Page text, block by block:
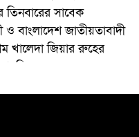
তিনবারের সাবেক
ও বাংলাদেশ জাতীয়তাবাদী
খালেদা জিয়ার রুহের